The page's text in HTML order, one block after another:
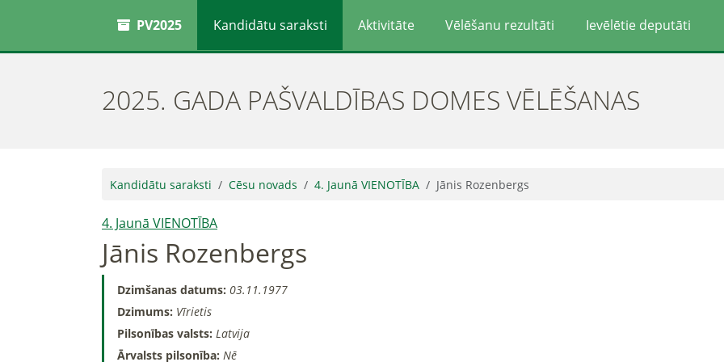
PV2025 Kandidātu saraksti Aktivitāte Vēlēšanu rezultāti Ievēlētie deputāti
2025. GADA PAŠVALDĪBAS DOMES VĒLĒŠANAS
Kandidātu saraksti Cēsu novads 4. Jaunā VIENOTĪBA Jānis Rozenbergs
4. Jaunā VIENOTĪBA
Jānis Rozenbergs
Dzimšanas datums: 03.11.1977
Dzimums: Vīrietis
Pilsonības valsts: Latvija
Ārvalsts pilsonība: Nē